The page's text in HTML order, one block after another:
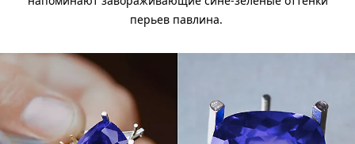
перьев павлина.